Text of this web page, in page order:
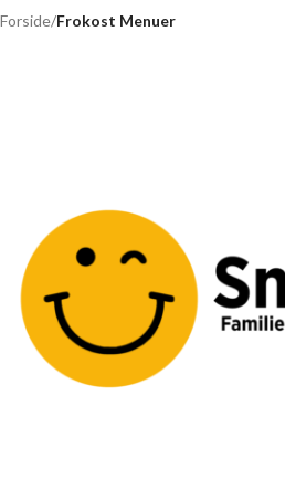
Forside/Frokost Menuer